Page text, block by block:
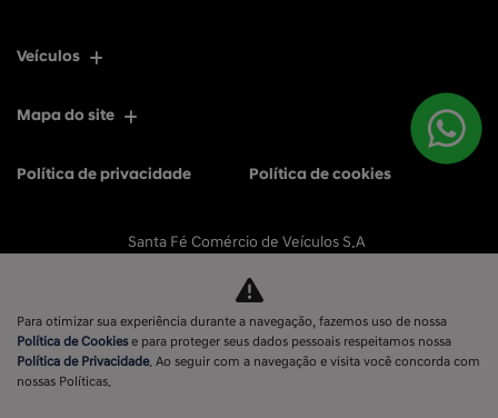
Veículos
Mapa do site
Política de privacidade Política de cookies
Santa Fé Comércio de Veículos S.A
CNPJ: 11.596.056/0001-77
No trânsito, enxergar o outro salva vidas.
Para otimizar sua experiência durante a navegação, fazemos uso de nossa
Política de Cookiese para proteger seus dados pessoais respeitamos nossa
Política de Privacidade. Ao seguir com a navegação e visita você concorda com
nossas Políticas.